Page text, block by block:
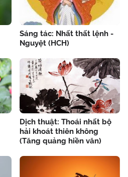
Sáng tác: Nhất thất lệnh -
Nguyệt (HCH)
Dịch thuật: Thoái nhất bộ
hải khoát thiên không
(Tăng quảng hiền văn)